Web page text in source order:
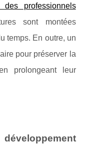
des professionnels
sont montées
temps. En outre, un
pour préserver la
prolongeant leur